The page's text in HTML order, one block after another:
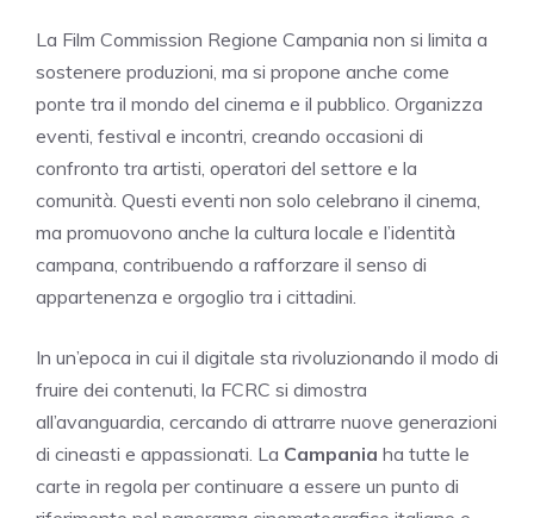
La Film Commission Regione Campania non si limita a
sostenere produzioni, ma si propone anche come
ponte tra il mondo del cinema e il pubblico. Organizza
eventi, festival e incontri, creando occasioni di
confronto tra artisti, operatori del settore e la
comunità. Questi eventi non solo celebrano il cinema,
ma promuovono anche la cultura locale e l’identità
campana, contribuendo a rafforzare il senso di
appartenenza e orgoglio tra i cittadini.
In un’epoca in cui il digitale sta rivoluzionando il modo di
fruire dei contenuti, la FCRC si dimostra
all’avanguardia, cercando di attrarre nuove generazioni
di cineasti e appassionati. La Campania ha tutte le
carte in regola per continuare a essere un punto di